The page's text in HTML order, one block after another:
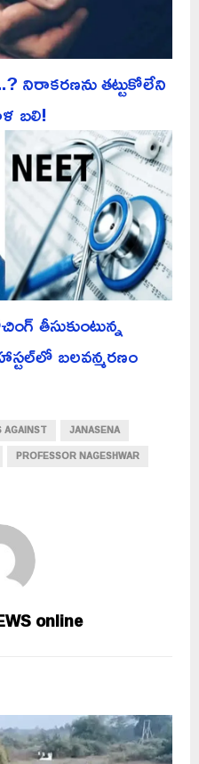
నిరాకరణను తట్టుకోలేని
బలి!
తీసుకుంటున్న
బలవన్మరణం
AGAINST
JANASENA
PROFESSOR NAGESHWAR
online